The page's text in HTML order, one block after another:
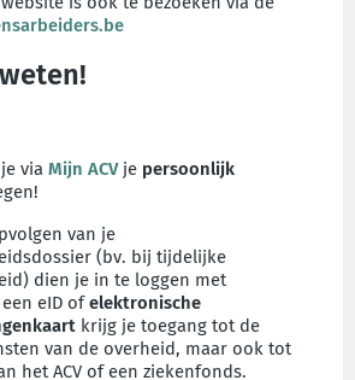
via Mijn ACVje persoonlijk
van je
(bv. bij tijdelijke
dien je in te loggen met
eID ofelektronische
krijg je toegang tot de
van de overheid, maar ook tot
het ACV of een ziekenfonds.